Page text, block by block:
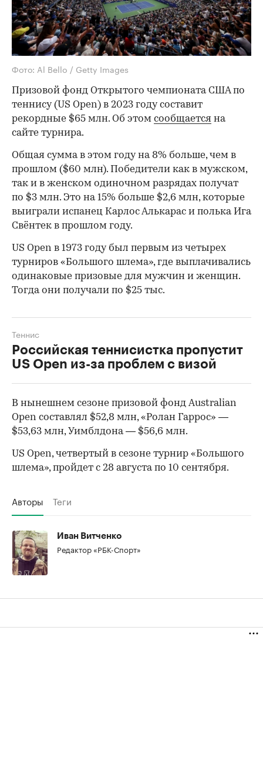
Фото: Al Bello / Getty Images
Призовой фонд Открытого чемпионата США по
теннису (US Open) в 2023 году составит
рекордные $65 млн. Об этом сообщается на
сайте турнира.
Общая сумма в этом году на 8% больше, чем в
прошлом ($60 млн). Победители как в мужском,
так и в женском одиночном разрядах получат
по $3 млн. Это на 15% больше $2,6 млн, которые
выиграли испанец Карлос Алькарас и полька Ига
Свёнтек в прошлом году.
US Open в 1973 году был первым из четырех
турниров «Большого шлема», где выплачивались
одинаковые призовые для мужчин и женщин.
Тогда они получали по $25 тыс.
00:00
Российская теннисистка пропустит
US Open из-за проблем с визой
Теннис
В нынешнем сезоне призовой фонд Australian
Open составлял $52,8 млн, «Ролан Гаррос» —
$53,63 млн, Уимблдона — $56,6 млн.
US Open, четвертый в сезоне турнир «Большого
шлема», пройдет с 28 августа по 10 сентября.
Авторы Теги
Иван Витченко
Редактор «РБК-Спорт»